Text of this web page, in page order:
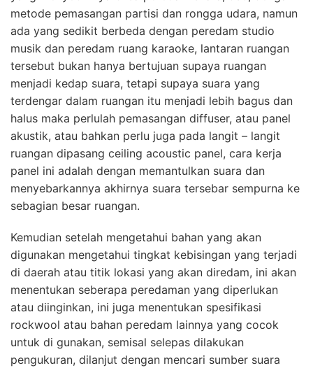
metode pemasangan partisi dan rongga udara, namun
ada yang sedikit berbeda dengan peredam studio
musik dan peredam ruang karaoke, lantaran ruangan
tersebut bukan hanya bertujuan supaya ruangan
menjadi kedap suara, tetapi supaya suara yang
terdengar dalam ruangan itu menjadi lebih bagus dan
halus maka perlulah pemasangan diffuser, atau panel
akustik, atau bahkan perlu juga pada langit – langit
ruangan dipasang ceiling acoustic panel, cara kerja
panel ini adalah dengan memantulkan suara dan
menyebarkannya akhirnya suara tersebar sempurna ke
sebagian besar ruangan.
Kemudian setelah mengetahui bahan yang akan
digunakan mengetahui tingkat kebisingan yang terjadi
di daerah atau titik lokasi yang akan diredam, ini akan
menentukan seberapa peredaman yang diperlukan
atau diinginkan, ini juga menentukan spesifikasi
rockwool atau bahan peredam lainnya yang cocok
untuk di gunakan, semisal selepas dilakukan
pengukuran, dilanjut dengan mencari sumber suara